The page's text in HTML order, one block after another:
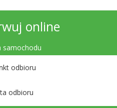
online
samochodu
odbioru
odbioru